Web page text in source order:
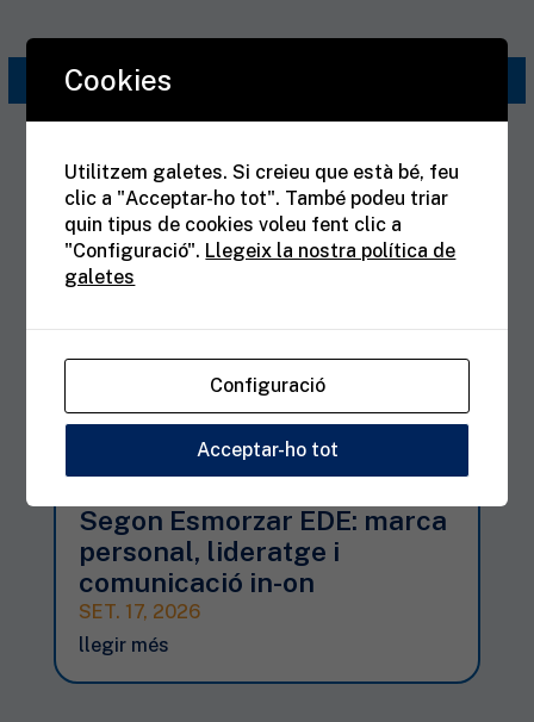
Segon Esmorzar EDE: marca
personal, lideratge i
comunicació in-on
SET. 17, 2026
llegir més
Cookies
Utilitzem galetes. Si creieu que està bé, feu
clic a "Acceptar-ho tot". També podeu triar
quin tipus de cookies voleu fent clic a
"Configuració". Llegeix la nostra política de
galetes
Configuració
Acceptar-ho tot